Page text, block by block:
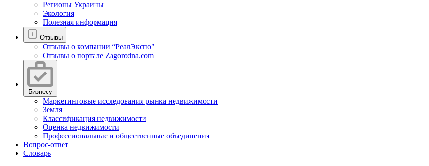
Регионы Украины
Экология
Полезная информация
Отзывы
Отзывы о компании “РеалЭкспо"
Отзывы о портале Zagorodna.com
Бизнесу
Маркетинговые исследования рынка недвижимости
Земля
Классификация недвижимости
Оценка недвижимости
Профессиональные и общественные объединения
Вопрос-ответ
Словарь